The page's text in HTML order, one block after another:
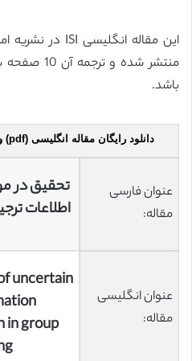
منتشر شده
باشد.
دانلود رایگان مقاله انگلیسی (pdf) و ترجمه فارسی (pdf + word)
عنوان فارسی
مقاله:
تحقیق در
اطلاعات
عنوان انگلیسی
مقاله:
uncertain
in group